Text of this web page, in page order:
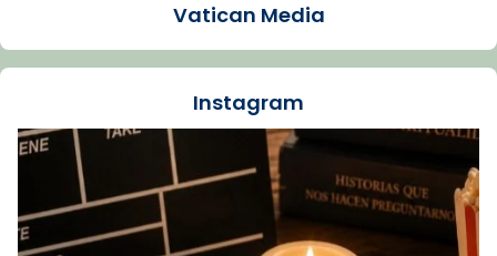
La Carmina va patir depressió. Fa gairebé
dos mesos, a l'Estadi Lluís Companys, la
Recupera l'entrevista comp
Vatican
tican News 👇
www.vaticannews.va/es/iglesia/news/2026-
07/carmina-historia-depresion-papa-viaje-
Vatican Media
Instagram